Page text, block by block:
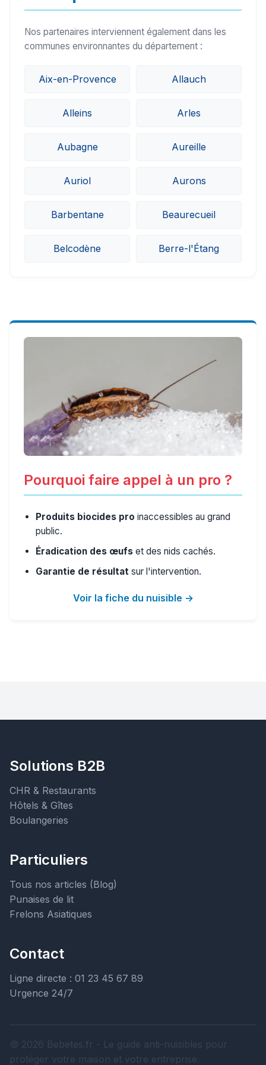
Nos partenaires interviennent également dans les
communes environnantes du département :
Aix-en-Provence Allauch
Alleins Arles
Aubagne Aureille
Auriol Aurons
Barbentane Beaurecueil
Belcodène Berre-l'Étang
Pourquoi faire appel à un pro ?
Produits biocides pro inaccessibles au grand
public.
Éradication des œufs et des nids cachés.
Garantie de résultat sur l'intervention.
Voir la fiche du nuisible →
Solutions B2B
CHR & Restaurants
Hôtels & Gîtes
Boulangeries
Particuliers
Tous nos articles (Blog)
Punaises de lit
Frelons Asiatiques
Contact
Ligne directe : 01 23 45 67 89
Urgence 24/7
© 2026 Bebetes.fr - Le guide anti-nuisibles pour
protéger votre maison et votre entreprise.